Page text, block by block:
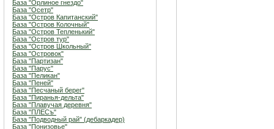
База "Орлиное гнездо"
База "Осетр"
База "Остров Капитанский"
База "Остров Колочный"
База "Остров Тепленький"
База "Остров тур"
База "Остров Школьный"
База "Островок"
База "Партизан"
База "Парус"
База "Пеликан"
База "Пеней"
База "Песчаный берег"
База "Пиранья-дельта"
База "Плавучая деревня"
База "ПЛЕСъ"
База "Подводный рай" (дебаркадер)
База "Понизовье"